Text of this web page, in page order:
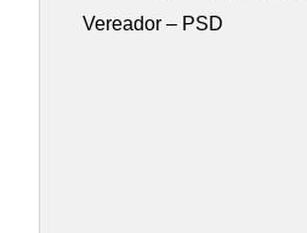
Vereador – PSD